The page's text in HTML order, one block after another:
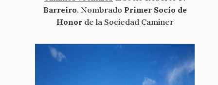
Barreiro. Nombrado Primer Socio de
Honorde la Sociedad Caminer